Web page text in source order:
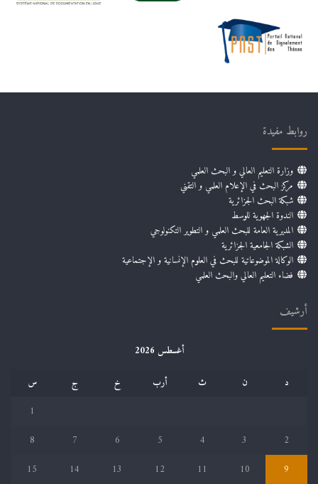
روابط مفيدة
وزارة التعليم العالي و البحث العلمي
مركز البحث في الإعلام العلمي و التقني
شبكة البحث الجزائرية
الندوة الجهوية للوسط
المديرية العامة للبحث العلمي و التطوير التكنولوجي
الشبكة الجامعية الجزائرية
الوكالة الموضوعاتية للبحث في العلوم الإنسانية و الإجتماعية
فضاء التعليم العالي والبحث العلمي
أرشيف
أغسطس 2026
د
ن ث أرب خ ج
س
1
2
3
4
5
6
7
8
9
10
11
12
13
14
15